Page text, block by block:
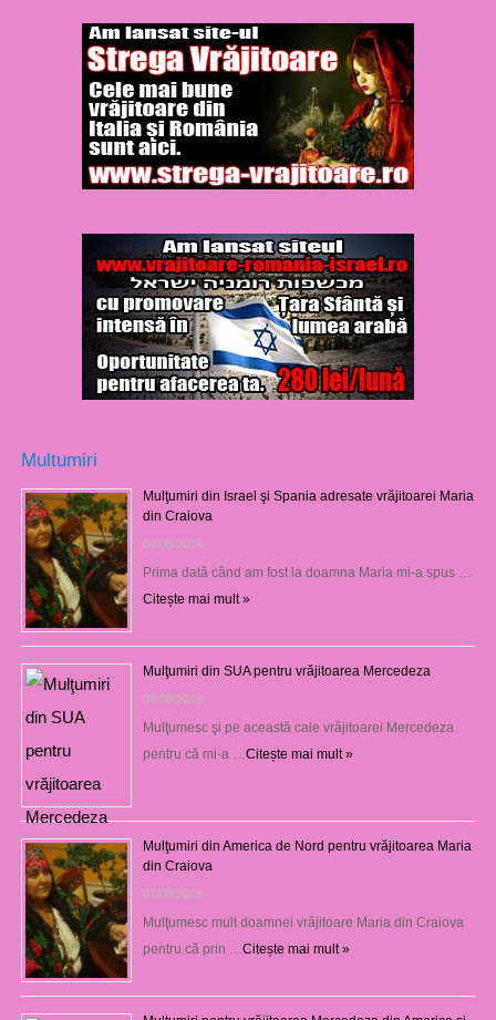
Multumiri
Mulţumiri din Israel şi Spania adresate vrăjitoarei Maria
din Craiova
08/08/2026
Prima dată când am fost la doamna Maria mi-a spus …
Citește mai mult »
Mulţumiri din SUA pentru vrăjitoarea Mercedeza
08/08/2026
Mulţumesc şi pe această cale vrăjitoarei Mercedeza
pentru că mi-a … Citește mai mult »
Mulţumiri din America de Nord pentru vrăjitoarea Maria
din Craiova
07/08/2026
Mulţumesc mult doamnei vrăjitoare Maria din Craiova
pentru că prin … Citește mai mult »